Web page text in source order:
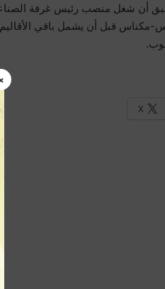
مكناس قبل أن يشمل باقي
X